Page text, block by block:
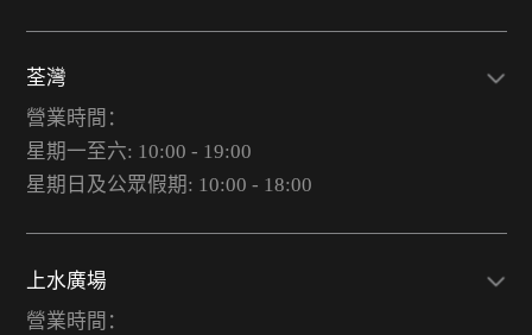
荃灣
營業時間：
星期一至六: 10:00 - 19:00
星期日及公眾假期: 10:00 - 18:00
上水廣場
營業時間：